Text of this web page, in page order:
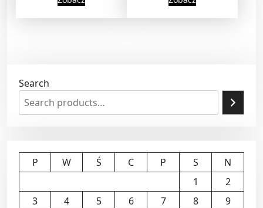
Search
P W Ś C P S
N
1
2
3
4 5 6 7 8
9